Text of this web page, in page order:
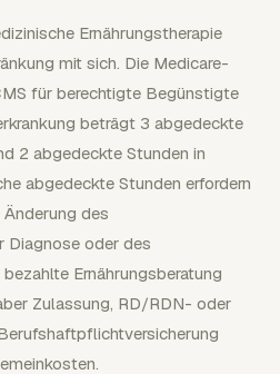
Ernährungstherapie
mit sich. Die Medicare-
für berechtigte Begünstigte
beträgt 3 abgedeckte
2 abgedeckte Stunden in
abgedeckte Stunden erfordern
des
Diagnose oder des
Ernährungsberatung
Zulassung, RD/RDN- oder